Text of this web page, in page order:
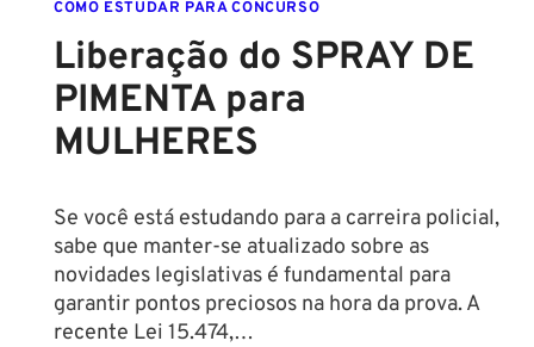
COMO ESTUDAR PARA CONCURSO
Liberação do SPRAY DE
PIMENTA para
MULHERES
Se você está estudando para a carreira policial,
sabe que manter-se atualizado sobre as
novidades legislativas é fundamental para
garantir pontos preciosos na hora da prova. A
recente Lei 15.474,…